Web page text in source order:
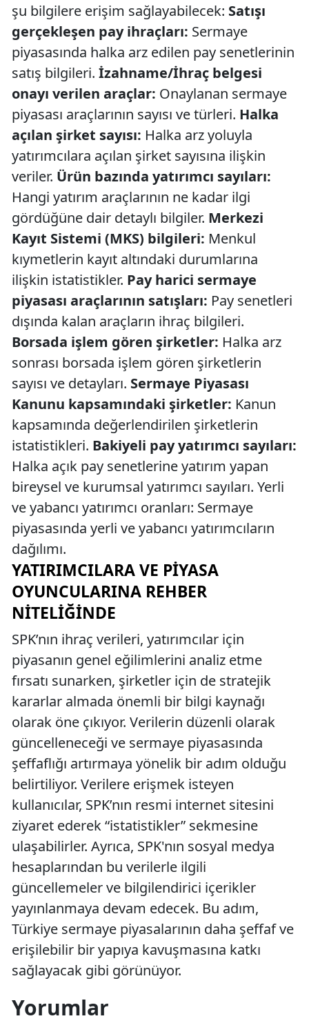
şu bilgilere erişim sağlayabilecek: Satışı
gerçekleşen pay ihraçları: Sermaye
piyasasında halka arz edilen pay senetlerinin
satış bilgileri. İzahname/İhraç belgesi
onayı verilen araçlar: Onaylanan sermaye
piyasası araçlarının sayısı ve türleri. Halka
açılan şirket sayısı: Halka arz yoluyla
yatırımcılara açılan şirket sayısına ilişkin
veriler. Ürün bazında yatırımcı sayıları:
Hangi yatırım araçlarının ne kadar ilgi
gördüğüne dair detaylı bilgiler. Merkezi
Kayıt Sistemi (MKS) bilgileri: Menkul
kıymetlerin kayıt altındaki durumlarına
ilişkin istatistikler. Pay harici sermaye
piyasası araçlarının satışları: Pay senetleri
dışında kalan araçların ihraç bilgileri.
Borsada işlem gören şirketler: Halka arz
sonrası borsada işlem gören şirketlerin
sayısı ve detayları. Sermaye Piyasası
Kanunu kapsamındaki şirketler: Kanun
kapsamında değerlendirilen şirketlerin
istatistikleri. Bakiyeli pay yatırımcı sayıları:
Halka açık pay senetlerine yatırım yapan
bireysel ve kurumsal yatırımcı sayıları. Yerli
ve yabancı yatırımcı oranları: Sermaye
piyasasında yerli ve yabancı yatırımcıların
dağılımı.
YATIRIMCILARA VE PIYASA
OYUNCULARINA REHBER
NITELIĞINDE
SPK’nın ihraç verileri, yatırımcılar için
piyasanın genel eğilimlerini analiz etme
fırsatı sunarken, şirketler için de stratejik
kararlar almada önemli bir bilgi kaynağı
olarak öne çıkıyor. Verilerin düzenli olarak
güncelleneceği ve sermaye piyasasında
şeffaflığı artırmaya yönelik bir adım olduğu
belirtiliyor. Verilere erişmek isteyen
kullanıcılar, SPK’nın resmi internet sitesini
ziyaret ederek “istatistikler” sekmesine
ulaşabilirler. Ayrıca, SPK'nın sosyal medya
hesaplarından bu verilerle ilgili
güncellemeler ve bilgilendirici içerikler
yayınlanmaya devam edecek. Bu adım,
Türkiye sermaye piyasalarının daha şeffaf ve
erişilebilir bir yapıya kavuşmasına katkı
sağlayacak gibi görünüyor.
Yorumlar